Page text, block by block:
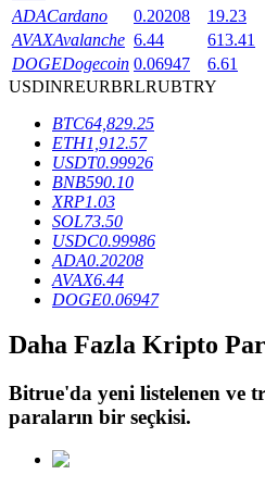
BTR Kilitleme
Kripto destekli borçlanma
ADACardano 0.20208 19.23
AVAXAvalanche 6.44 613.41
DOGEDogecoin 0.06947 6.61
USDINREURBRLRUBTRY
BTC64,829.25
ETH1,912.57
USDT0.99926
BNB590.10
XRP1.03
SOL73.50
USDC0.99986
ADA0.20208
AVAX6.44
DOGE0.06947
Daha Fazla Kripto
Bitrue'da yeni listelenen ve
paraların bir seçkisi.